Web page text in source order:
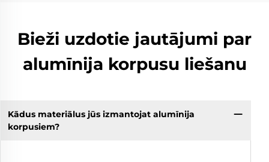
Bieži uzdotie jautājumi par
alumīnija korpusu liešanu
Kādus materiālus jūs izmantojat alumīnija
korpusiem?